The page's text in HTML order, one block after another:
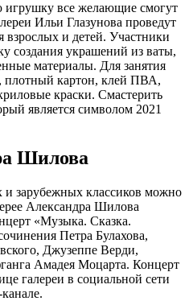
игрушку все желающие смогут
Ильи Глазунова проведут
взрослых и детей. Участники
создания украшений из ваты,
материалы. Для занятия
плотный картон, клей ПВА,
краски. Смастерить
является символом 2021
Шилова
и зарубежных классиков можно
Александра Шилова
«Музыка. Сказка.
Петра Булахова,
Джузеппе Верди,
Амадея Моцарта. Концерт
галереи в социальной сети